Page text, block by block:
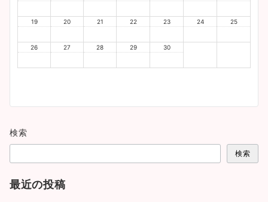
19 20 21 22 23 24 25
26 27 28 29 30
検索
検索
最近の投稿